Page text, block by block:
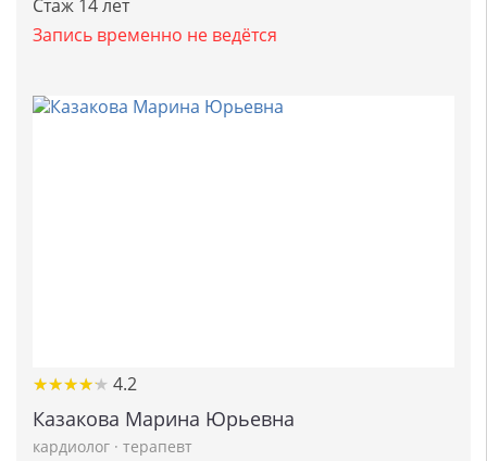
Стаж 14 лет
Запись временно не ведётся
★★★★★
★★★★★ 4.2
Казакова Марина Юрьевна
кардиолог · терапевт